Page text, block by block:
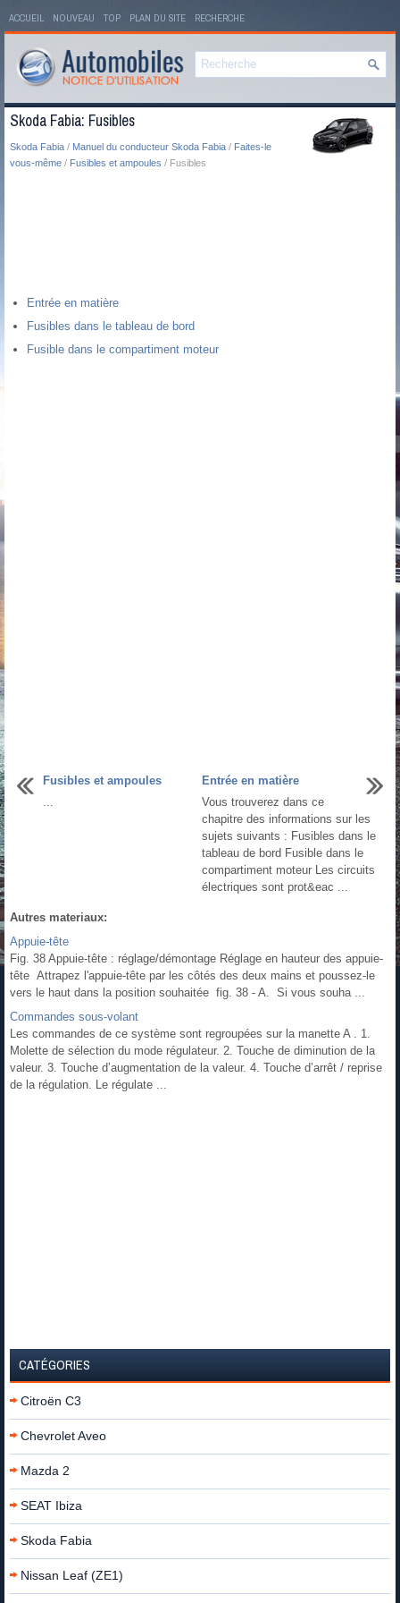
ACCUEIL NOUVEAU TOP PLAN DU SITE RECHERCHE
Skoda Fabia: Fusibles
Skoda Fabia / Manuel du conducteur Skoda Fabia / Faites-le
vous-même / Fusibles et ampoules / Fusibles
Entrée en matière
Fusibles dans le tableau de bord
Fusible dans le compartiment moteur
Fusibles et ampoules
...
Entrée en matière
Vous trouverez dans ce
chapitre des informations sur les
sujets suivants : Fusibles dans le
tableau de bord Fusible dans le
compartiment moteur Les circuits
électriques sont prot&eac ...
Autres materiaux:
Appuie-tête
Fig. 38 Appuie-tête : réglage/démontage Réglage en hauteur des appuie-
tête Attrapez l'appuie-tête par les côtés des deux mains et poussez-le
vers le haut dans la position souhaitée fig. 38 - A. Si vous souha ...
Commandes sous-volant
Les commandes de ce système sont regroupées sur la manette A . 1.
Molette de sélection du mode régulateur. 2. Touche de diminution de la
valeur. 3. Touche d’augmentation de la valeur. 4. Touche d’arrêt / reprise
de la régulation. Le régulate ...
CATÉGORIES
Citroën C3
Chevrolet Aveo
Mazda 2
SEAT Ibiza
Skoda Fabia
Nissan Leaf (ZE1)